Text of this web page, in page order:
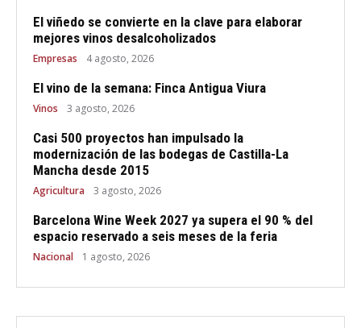
El viñedo se convierte en la clave para elaborar
mejores vinos desalcoholizados
Empresas 4 agosto, 2026
El vino de la semana: Finca Antigua Viura
Vinos 3 agosto, 2026
Casi 500 proyectos han impulsado la
modernización de las bodegas de Castilla-La
Mancha desde 2015
Agricultura 3 agosto, 2026
Barcelona Wine Week 2027 ya supera el 90 % del
espacio reservado a seis meses de la feria
Nacional 1 agosto, 2026